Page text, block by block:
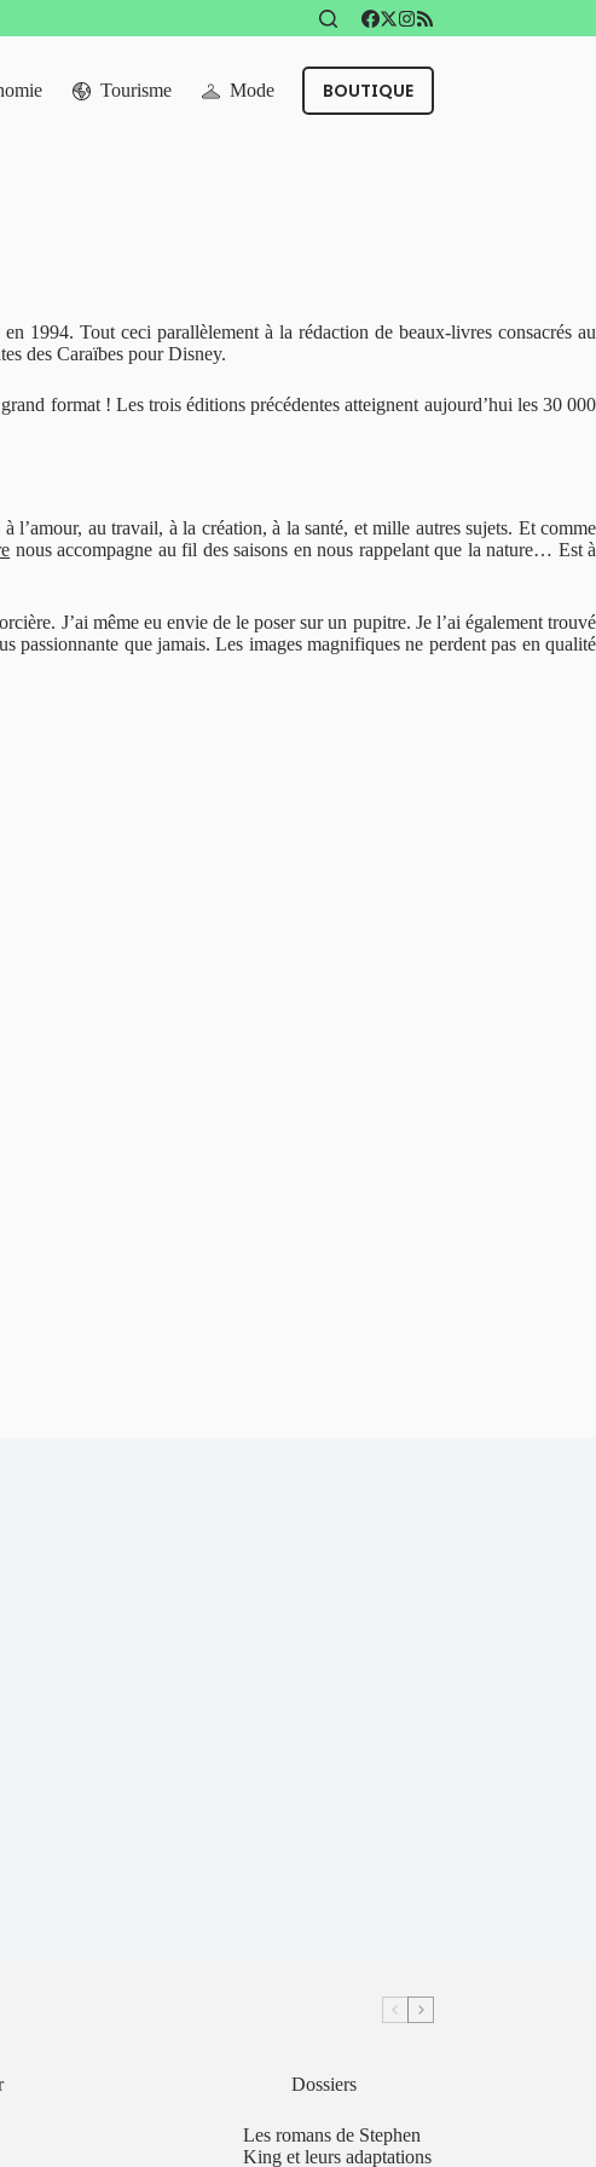
Tourisme Mode BOUTIQUE
1994. Tout ceci parallèlement à la rédaction de beaux-livres consacrés au
des Caraïbes pour Disney.
format ! Les trois éditions précédentes atteignent aujourd’hui les 30 000
l’amour, au travail, à la création, à la santé, et mille autres sujets. Et comme
nous accompagne au fil des saisons en nous rappelant que la nature… Est à
J’ai même eu envie de le poser sur un pupitre. Je l’ai également trouvé
passionnante que jamais. Les images magnifiques ne perdent pas en qualité
Dossiers
Les romans de Stephen
King et leurs adaptations